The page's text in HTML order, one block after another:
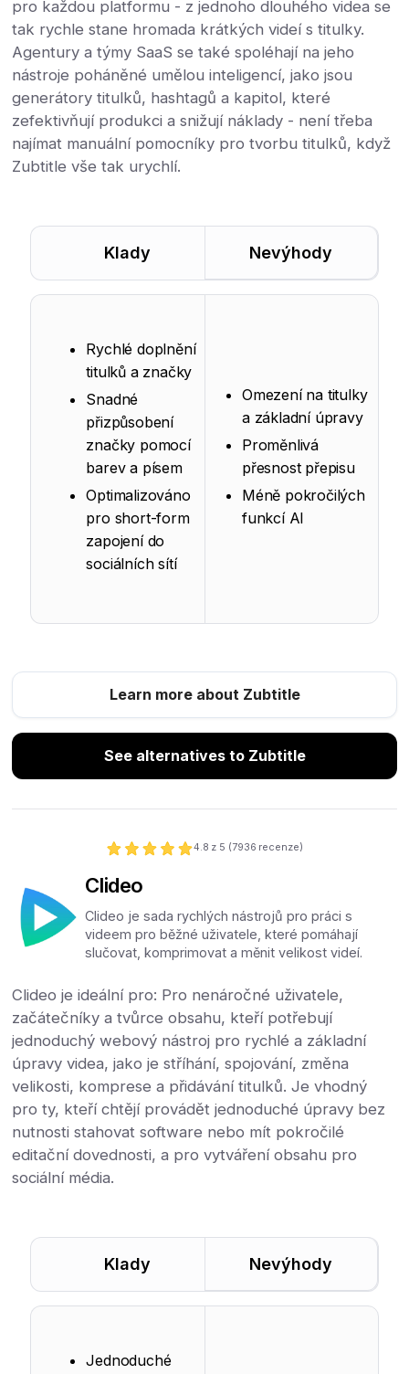
pro každou platformu - z jednoho dlouhého videa se
tak rychle stane hromada krátkých videí s titulky.
Agentury a týmy SaaS se také spoléhají na jeho
nástroje poháněné umělou inteligencí, jako jsou
generátory titulků, hashtagů a kapitol, které
zefektivňují produkci a snižují náklady - není třeba
najímat manuální pomocníky pro tvorbu titulků, když
Zubtitle vše tak urychlí.
Klady Nevýhody
Rychlé doplnění
titulků a značky
Snadné
přizpůsobení
značky pomocí
barev a písem
Optimalizováno
pro short-form
zapojení do
sociálních sítí
Omezení na titulky
a základní úpravy
Proměnlivá
přesnost přepisu
Méně pokročilých
funkcí AI
Learn more about Zubtitle
See alternatives to Zubtitle
4.8 z 5 (7936 recenze)
Clideo
Clideo je sada rychlých nástrojů pro práci s
videem pro běžné uživatele, které pomáhají
slučovat, komprimovat a měnit velikost videí.
Clideo je ideální pro: Pro nenáročné uživatele,
začátečníky a tvůrce obsahu, kteří potřebují
jednoduchý webový nástroj pro rychlé a základní
úpravy videa, jako je stříhání, spojování, změna
velikosti, komprese a přidávání titulků. Je vhodný
pro ty, kteří chtějí provádět jednoduché úpravy bez
nutnosti stahovat software nebo mít pokročilé
editační dovednosti, a pro vytváření obsahu pro
sociální média.
Klady Nevýhody
Jednoduché